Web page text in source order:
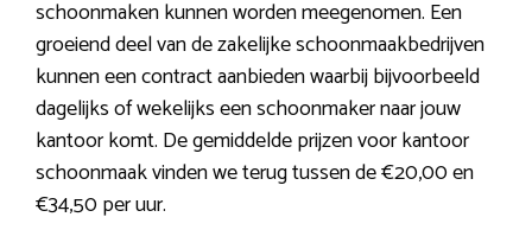
schoonmaken kunnen worden meegenomen. Een
groeiend deel van de zakelijke schoonmaakbedrijven
kunnen een contract aanbieden waarbij bijvoorbeeld
dagelijks of wekelijks een schoonmaker naar jouw
kantoor komt. De gemiddelde prijzen voor kantoor
schoonmaak vinden we terug tussen de €20,00 en
€34,50 per uur.